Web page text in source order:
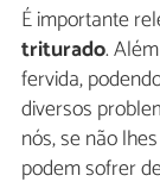
É importante
triturado.
fervida,
diversos
nós, se não
podem sofrer